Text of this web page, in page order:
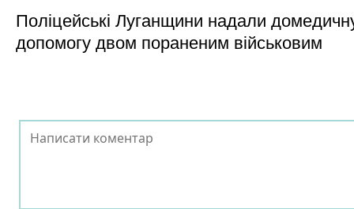
Поліцейські Луганщини надали
допомогу двом пораненим військовим